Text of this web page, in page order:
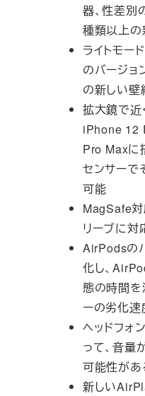
器、性差別
種類以上
ライトモー
のバージョ
の新しい壁
拡大鏡で近
iPhone 12
Pro Maxに
センサーで
可能
MagSafe
リーブに対
AirPodsの
化し、
態の時間を
ーの劣化速
ヘッドフォ
って、音量
可能性が
新しい